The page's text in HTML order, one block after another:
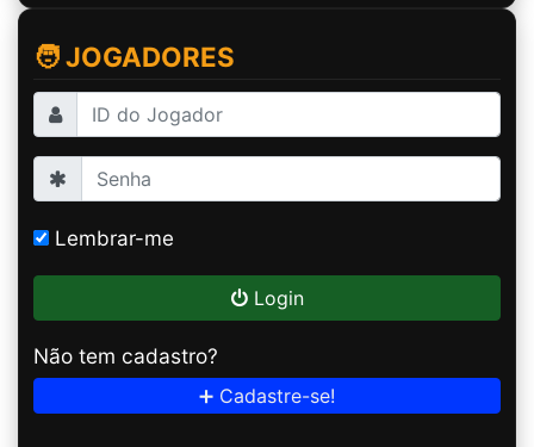
🧑 JOGADORES
Lembrar-me
Login
Não tem cadastro?
➕ Cadastre-se!